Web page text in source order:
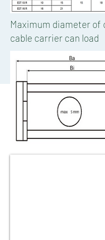
Maximum diameter of
cable carrier can load